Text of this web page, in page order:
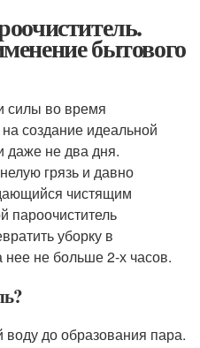
бытового
силы во время
создание идеальной
даже не два дня.
грязь и давно
чистящим
пароочиститель
уборку в
нее не больше 2-х часов.
до образования пара.